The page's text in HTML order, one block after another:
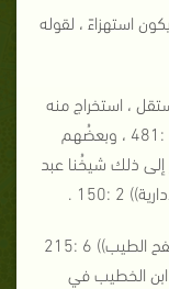
استهزاءً ، لقوله
، استخراج منه
أكثرَ من ستين فائدةً كما في ((فتح الباري)) 10 :481 ، وبعضُهم
إلى ذلك شيخُنا عبد
:150 .
وقال العلاّمةُ المؤرِّخُ الأديبُ المَقَّري في ((نفح الطيب)) 6 :215
ابن الخطيب في